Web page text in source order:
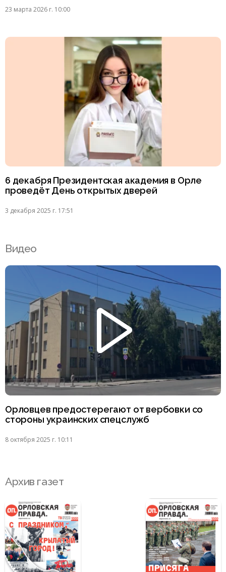
23 марта 2026 г. 10:00
6 декабря Президентская академия в Орле
проведёт День открытых дверей
3 декабря 2025 г. 17:51
Видео
Орловцев предостерегают от вербовки со
стороны украинских спецслужб
8 октября 2025 г. 10:11
Архив газет